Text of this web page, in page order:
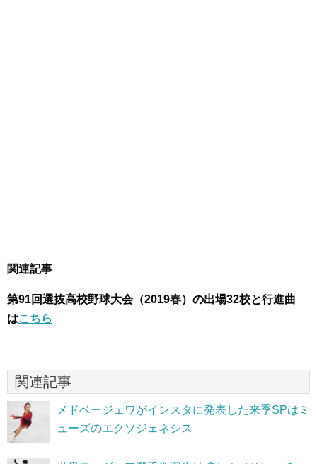
関連記事
第91回選抜高校野球大会（2019春）の出場32校と行進曲
はこちら
関連記事
メドベージェワがインスタに発表した来季SPはミ
ューズのエクソジェネシス